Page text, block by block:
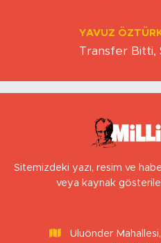
YAVUZ
Transfer Bitti,
Sitemizdeki yazı, resim ve
veya kaynak
Uluönder